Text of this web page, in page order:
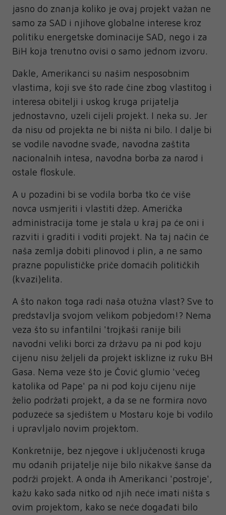
jasno do znanja koliko je ovaj projekt važan ne
samo za SAD i njihove globalne interese kroz
politiku energetske dominacije SAD, nego i za
BiH koja trenutno ovisi o samo jednom izvoru.
Dakle, Amerikanci su našim nesposobnim
vlastima, koji sve što rade čine zbog vlastitog i
interesa obitelji i uskog kruga prijatelja
jednostavno, uzeli cijeli projekt. I neka su. Jer
da nisu od projekta ne bi ništa ni bilo. I dalje bi
se vodile navodne svađe, navodna zaštita
nacionalnih intesa, navodna borba za narod i
ostale floskule.
A u pozadini bi se vodila borba tko će više
novca usmjeriti i vlastiti džep. Američka
administracija tome je stala u kraj pa će oni i
razviti i graditi i voditi projekt. Na taj način će
naša zemlja dobiti plinovod i plin, a ne samo
prazne populističke priče domaćih političkih
(kvazi)elita.
A što nakon toga radi naša otužna vlast? Sve to
predstavlja svojom velikom pobjedom!? Nema
veza što su infantilni 'trojkaši ranije bili
navodni veliki borci za državu pa ni pod koju
cijenu nisu željeli da projekt isklizne iz ruku BH
Gasa. Nema veze što je Čović glumio 'većeg
katolika od Pape' pa ni pod koju cijenu nije
želio podržati projekt, a da se ne formira novo
poduzeće sa sjedištem u Mostaru koje bi vodilo
i upravljalo novim projektom.
Konkretnije, bez njegove i uključenosti kruga
mu odanih prijatelje nije bilo nikakve šanse da
podrži projekt. A onda ih Amerikanci 'postroje',
kažu kako sada nitko od njih neće imati ništa s
ovim projektom, kako se neće događati bilo